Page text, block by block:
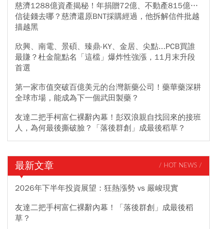
慈濟1288億資產揭秘！年捐贈72億、不動產815億…
信徒錢去哪？慈濟還原BNT採購經過，他拆解信件批越
描越黑
欣興、南電、景碩、臻鼎-KY、金居、尖點...PCB買誰
最賺？杜金龍點名「這檔」爆炸性強漲，11月末升段
首選
第一家市值突破百億美元的台灣新藥公司！藥華藥深耕
全球市場，能成為下一個武田製藥？
友達二把手柯富仁裸辭內幕！彭双浪親自找回來的接班
人，為何最後撕破臉？「落後群創」成最後稻草？
最新文章 / HOT NEWS /
2026年下半年投資展望：狂熱漲勢 vs 嚴峻現實
友達二把手柯富仁裸辭內幕！「落後群創」成最後稻
草？